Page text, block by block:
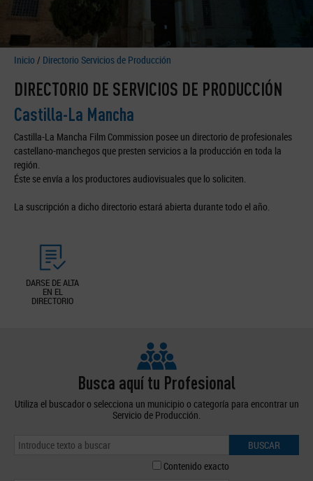
Inicio / Directorio Servicios de Producción
DIRECTORIO DE SERVICIOS DE PRODUCCIÓN
Castilla-La Mancha
Castilla-La Mancha Film Commission posee un directorio de profesionales
castellano-manchegos que presten servicios a la producción en toda la
región.
Éste se envía a los productores audiovisuales que lo soliciten.
La suscripción a dicho directorio estará abierta durante todo el año.
DARSE DE ALTA
EN EL
DIRECTORIO
Busca aquí tu Profesional
Utiliza el buscador o selecciona un municipio o categoría para encontrar un
Servicio de Producción.
BUSCAR
Contenido exacto